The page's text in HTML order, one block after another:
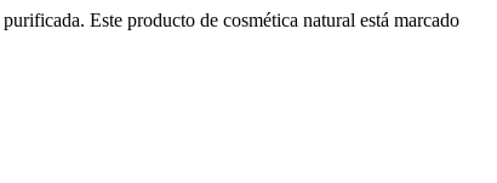
Este producto de cosmética natural está marcado